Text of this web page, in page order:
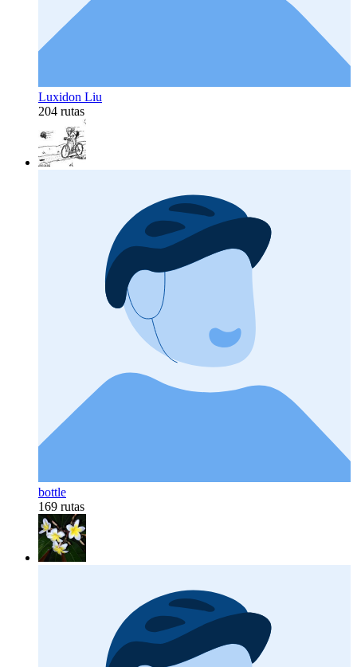
Luxidon Liu
204 rutas
bottle
169 rutas